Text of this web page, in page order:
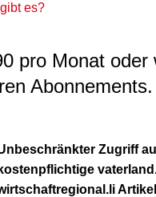
es?
pro Monat oder
Abonnements.
Zugriff
kostenpflichtige
Artikel